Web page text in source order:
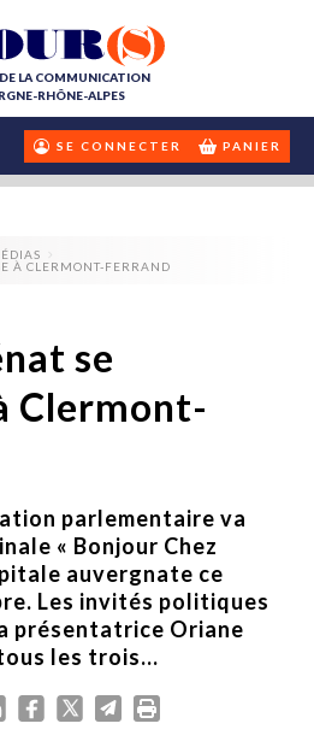
LA COMMUNICATION
RHÔNE-ALPES
SE CONNECTER PANIER
À CLERMONT-FERRAND
se
Clermont-
parlementaire va
« Bonjour Chez
auvergnate ce
Les invités politiques
présentatrice Oriane
les trois...